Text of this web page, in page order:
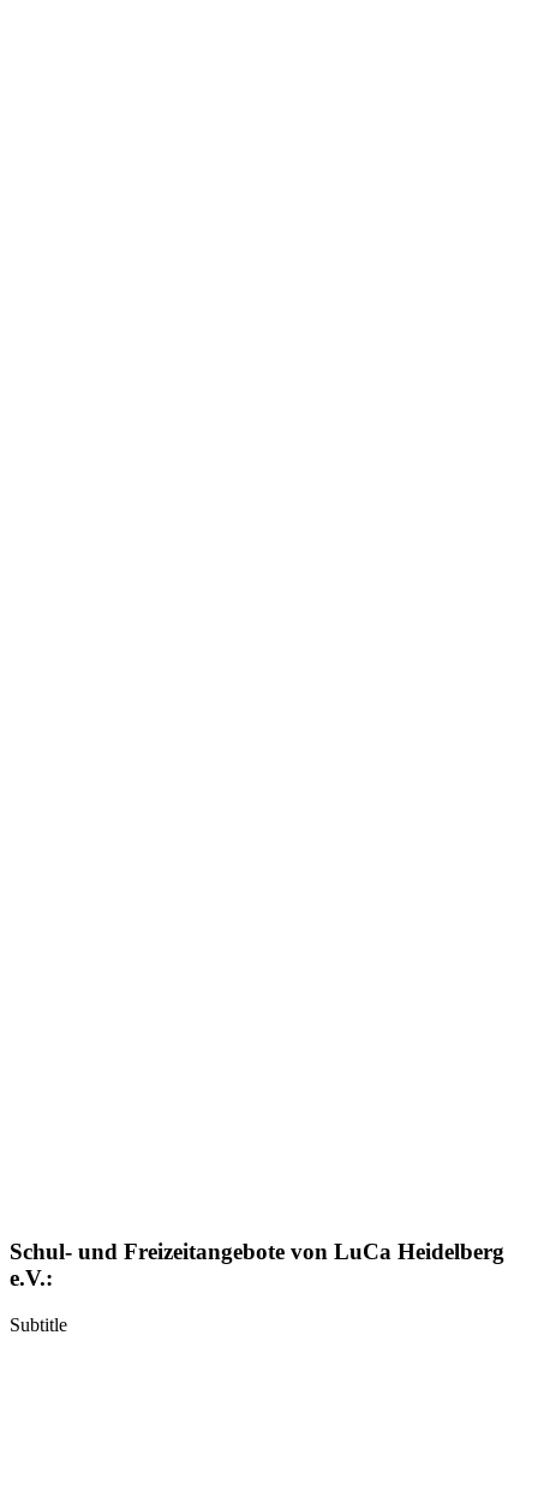
Schul- und Freizeitangebote von LuCa Heidelberg
e.V.:
Subtitle